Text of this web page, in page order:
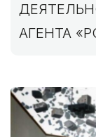
АГЕНТА